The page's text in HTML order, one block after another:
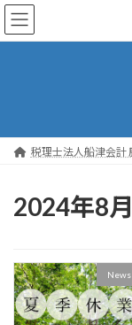
コ
ン
テ
ナ
ビ
ゲ
税理士法人船津会計
2024年8月
News